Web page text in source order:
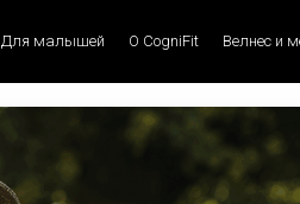
Для малышей О CogniFit Велнес и